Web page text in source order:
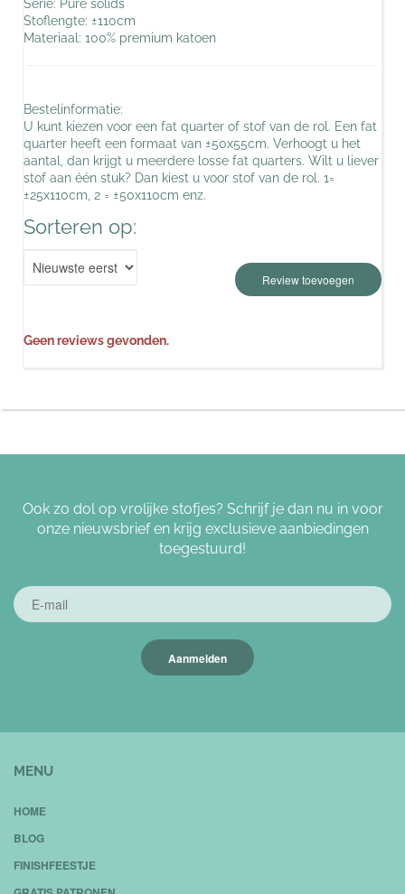
Serie: Pure solids
Stoflengte: ±110cm
Materiaal: 100% premium katoen
Bestelinformatie:
U kunt kiezen voor een fat quarter of stof van de rol. Een fat
quarter heeft een formaat van ±50x55cm. Verhoogt u het
aantal, dan krijgt u meerdere losse fat quarters. Wilt u liever
stof aan één stuk? Dan kiest u voor stof van de rol. 1=
±25x110cm, 2 = ±50x110cm enz.
Sorteren op:
Review toevoegen
Geen reviews gevonden.
Ook zo dol op vrolijke stofjes? Schrijf je dan nu in voor
onze nieuwsbrief en krijg exclusieve aanbiedingen
toegestuurd!
Aanmelden
MENU
HOME
BLOG
FINISHFEESTJE